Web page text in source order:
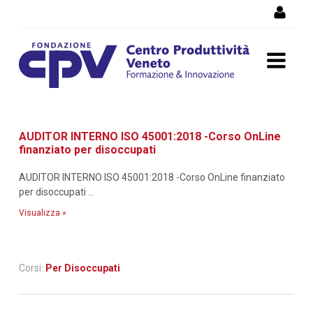
formazione
AUDITOR INTERNO ISO 45001:2018 -Corso OnLine
finanziato per disoccupati
AUDITOR INTERNO ISO 45001:2018 -Corso OnLine finanziato
per disoccupati ...
Visualizza »
Corsi: Per Disoccupati